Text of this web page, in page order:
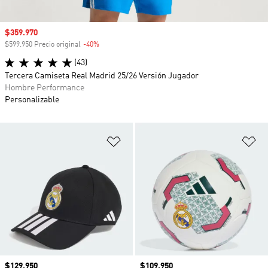
Precio
$129.950 Precio
$109.950
Precio de venta
$359.970
$599.950 Precio original -40%
(43)
Tercera Camiseta Real Madrid 25/26 Versión Jugador
Hombre Performance
Personalizable